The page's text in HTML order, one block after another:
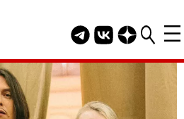
Telegram канал
Группа HELLO
Канал